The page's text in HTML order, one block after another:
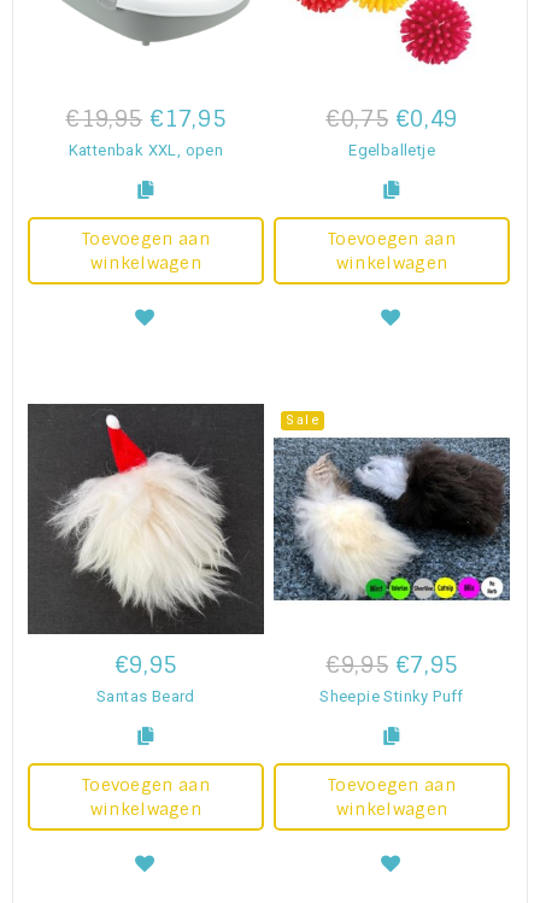
€19,95 €17,95
Kattenbak XXL, open
Toevoegen aan
winkelwagen
€0,75 €0,49
Egelballetje
Toevoegen aan
winkelwagen
€9,95
Santas Beard
Toevoegen aan
winkelwagen
Sale
€9,95 €7,95
Sheepie Stinky Puff
Toevoegen aan
winkelwagen